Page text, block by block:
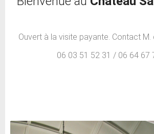
Ouvert à la visite payante. Contact M.
06 03 51 52 31 / 06 64 67